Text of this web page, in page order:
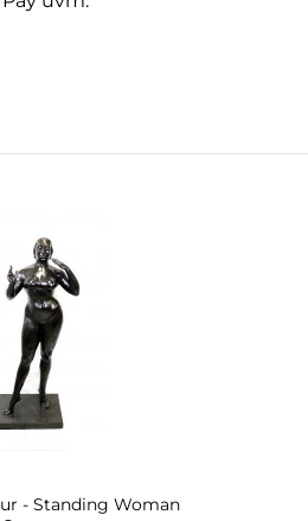
- Standing Woman